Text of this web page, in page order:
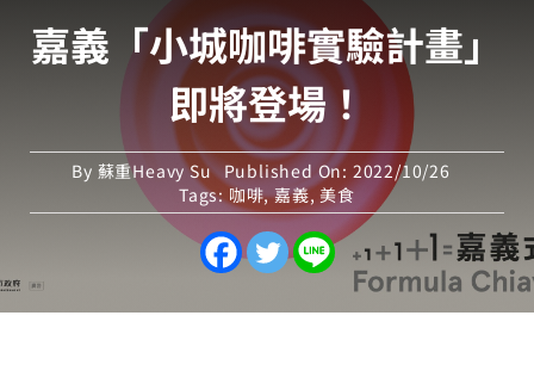
嘉義「小城咖啡實驗計畫」
即將登場！
By 蘇重Heavy Su Published On: 2022/10/26
Tags:咖啡,嘉義,美食